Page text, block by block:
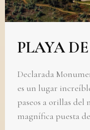
PLAYA
Declarada
es un lugar
paseos a orillas
magnífica puesta